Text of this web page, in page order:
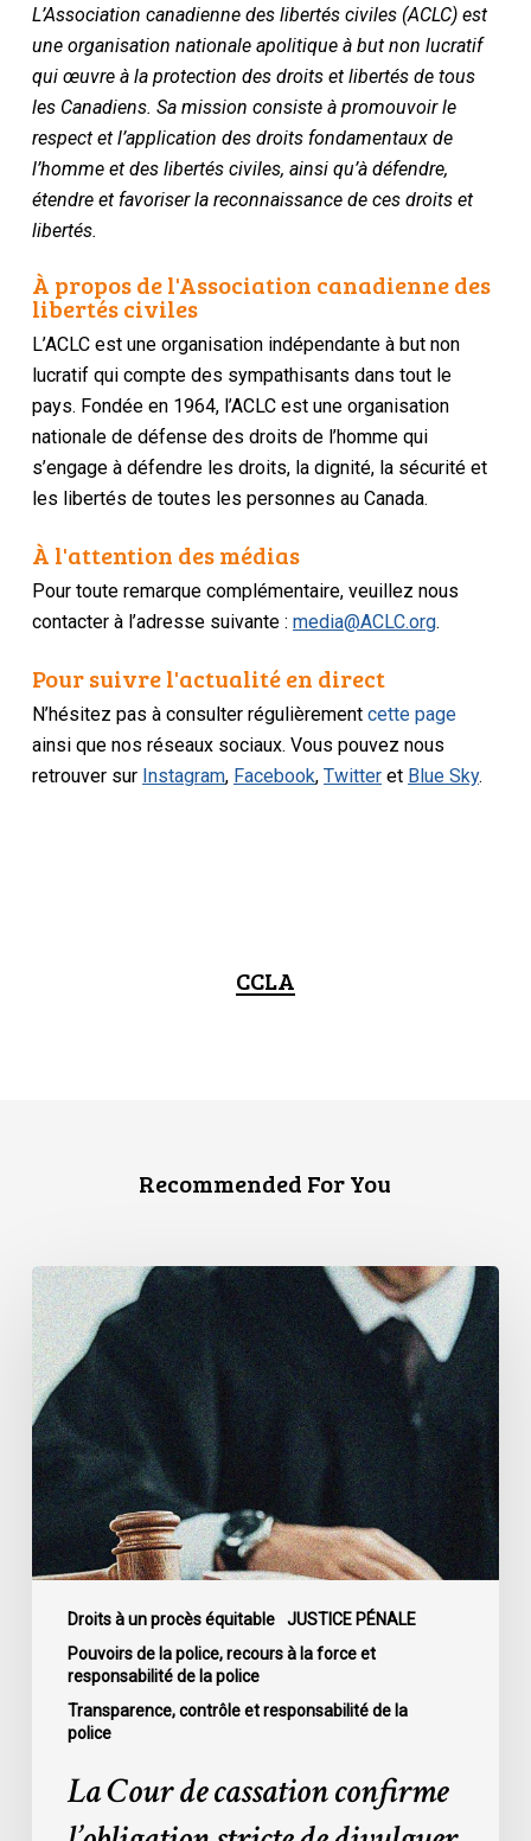
L’Association canadienne des libertés civiles (ACLC) est
une organisation nationale apolitique à but non lucratif
qui œuvre à la protection des droits et libertés de tous
les Canadiens. Sa mission consiste à promouvoir le
respect et l’application des droits fondamentaux de
l’homme et des libertés civiles, ainsi qu’à défendre,
étendre et favoriser la reconnaissance de ces droits et
libertés.
À propos de l'Association canadienne des
libertés civiles
L’ACLC est une organisation indépendante à but non
lucratif qui compte des sympathisants dans tout le
pays. Fondée en 1964, l’ACLC est une organisation
nationale de défense des droits de l’homme qui
s’engage à défendre les droits, la dignité, la sécurité et
les libertés de toutes les personnes au Canada.
À l'attention des médias
Pour toute remarque complémentaire, veuillez nous
contacter à l’adresse suivante :media@ACLC.org.
Pour suivre l'actualité en direct
N’hésitez pas à consulter régulièrementcette page
ainsi que nos réseaux sociaux. Vous pouvez nous
retrouver sur Instagram, Facebook,Twitter et Blue Sky.
CCLA
Recommended For You
Droits à un procès équitable
JUSTICE PÉNALE
Pouvoirs de la police, recours à la force et
responsabilité de la police
Transparence, contrôle et responsabilité de la
police
La
Cour
de
cassation
confirme
l’obligation
stricte
de
divulguer
les
relatives
fautes
professionnelles
police
dans
La Cour de cassation confirme